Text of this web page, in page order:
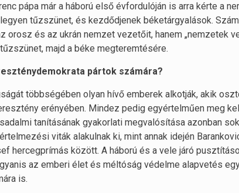
pápa már a háború első évfordulóján is arra kérte a
tűzszünet, és kezdődjenek béketárgyalások.
orosz és az ukrán nemzet vezetőit, hanem „nemzetek
majd a béke megteremtésére.
pártok számára?
többségében olyan hívő emberek alkotják, akik
erényében. Mindez pedig egyértelműen meg
tanításának gyakorlati megvalósítása azonban
viták alakulnak ki, mint annak idején
hercegprímás között. A háború és a vele járó
az emberi élet és méltóság védelme alapvetés
is.